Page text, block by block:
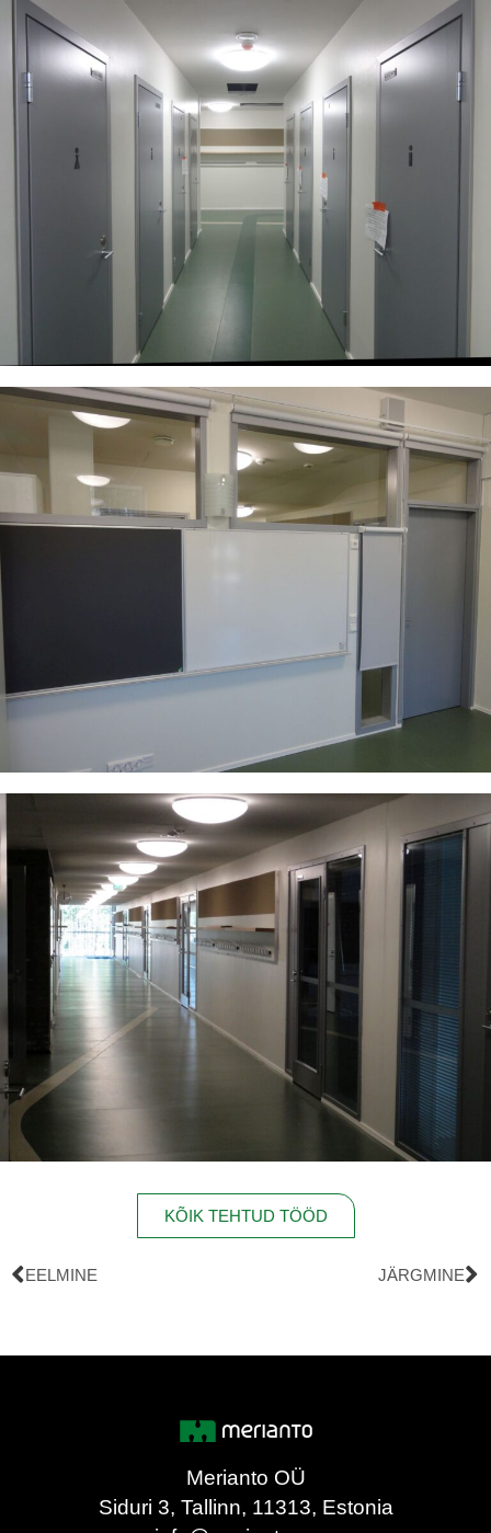
KÕIK TEHTUD TÖÖD
EELMINE JÄRGMINE
Merianto OÜ
Siduri 3, Tallinn, 11313, Estonia